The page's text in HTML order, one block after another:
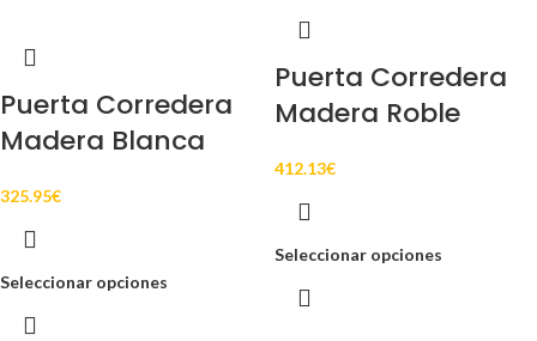
Puerta Corredera
Madera Blanca
325.95€
Seleccionar opciones
Puerta Corredera
Madera Roble
412.13€
Seleccionar opciones